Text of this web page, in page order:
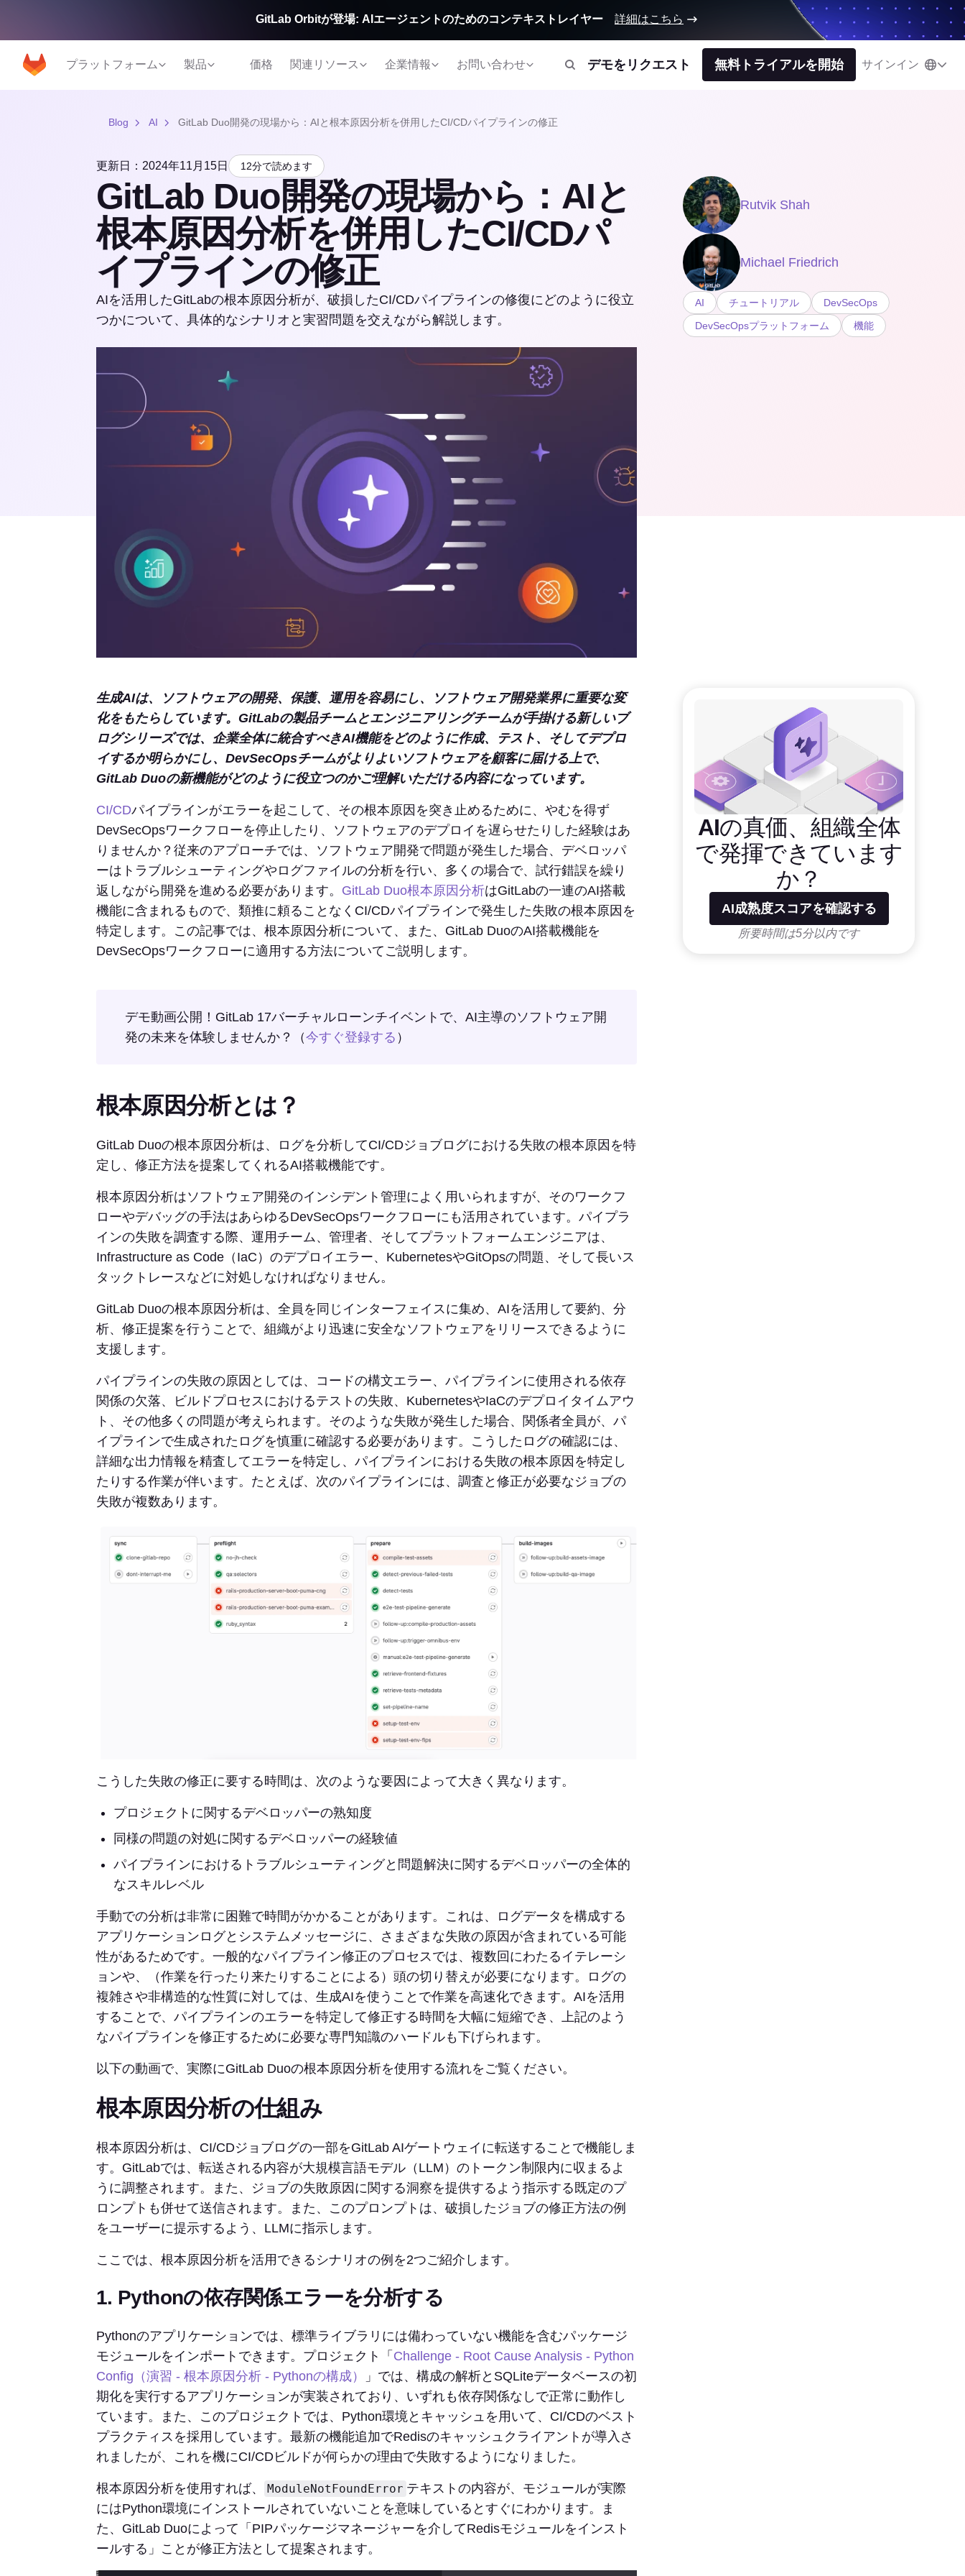
プラットフォーム 製品 価格 関連リソース 企業情報 お問い合わせ デモをリクエスト 無料トライアルを開始 サインイン
GitLab Orbitが登場: AIエージェントのためのコンテキストレイヤー 詳細はこちら
Blog AI GitLab Duo開発の現場から：AIと根本原因分析を併用したCI/CDパイプラインの修正
更新日：2024年11月15日 12分で読めます
GitLab Duo開発の現場から：AIと
根本原因分析を併用したCI/CDパ
イプラインの修正
AIを活用したGitLabの根本原因分析が、破損したCI/CDパイプラインの修復にどのように役立
つかについて、具体的なシナリオと実習問題を交えながら解説します。
Rutvik Shah
Michael Friedrich
AI チュートリアル
DevSecOps
DevSecOpsプラットフォーム
機能
生成AIは、ソフトウェアの開発、保護、運用を容易にし、ソフトウェア開発業界に重要な変
化をもたらしています。GitLabの製品チームとエンジニアリングチームが手掛ける新しいブ
ログシリーズでは、企業全体に統合すべきAI機能をどのように作成、テスト、そしてデプロ
イするか明らかにし、DevSecOpsチームがよりよいソフトウェアを顧客に届ける上で、
GitLab Duoの新機能がどのように役立つのかご理解いただける内容になっています。
CI/CDパイプラインがエラーを起こして、その根本原因を突き止めるために、やむを得ず
DevSecOpsワークフローを停止したり、ソフトウェアのデプロイを遅らせたりした経験はあ
りませんか？従来のアプローチでは、ソフトウェア開発で問題が発生した場合、デベロッパ
ーはトラブルシューティングやログファイルの分析を行い、多くの場合で、試行錯誤を繰り
返しながら開発を進める必要があります。 GitLab Duo根本原因分析はGitLabの一連のAI搭載
機能に含まれるもので、類推に頼ることなくCI/CDパイプラインで発生した失敗の根本原因を
特定します。この記事では、根本原因分析について、また、GitLab DuoのAI搭載機能を
DevSecOpsワークフローに適用する方法についてご説明します。
デモ動画公開！GitLab 17バーチャルローンチイベントで、AI主導のソフトウェア開
発の未来を体験しませんか？（今すぐ登録する ）
根本原因分析とは？
GitLab Duoの根本原因分析は、ログを分析してCI/CDジョブログにおける失敗の根本原因を特
定し、修正方法を提案してくれるAI搭載機能です。
根本原因分析はソフトウェア開発のインシデント管理によく用いられますが、そのワークフ
ローやデバッグの手法はあらゆるDevSecOpsワークフローにも活用されています。パイプラ
インの失敗を調査する際、運用チーム、管理者、そしてプラットフォームエンジニアは、
Infrastructure as Code（IaC）のデプロイエラー、KubernetesやGitOpsの問題、そして長いス
タックトレースなどに対処しなければなりません。
GitLab Duoの根本原因分析は、全員を同じインターフェイスに集め、AIを活用して要約、分
析、修正提案を行うことで、組織がより迅速に安全なソフトウェアをリリースできるように
支援します。
パイプラインの失敗の原因としては、コードの構文エラー、パイプラインに使用される依存
関係の欠落、ビルドプロセスにおけるテストの失敗、KubernetesやIaCのデプロイタイムアウ
ト、その他多くの問題が考えられます。そのような失敗が発生した場合、関係者全員が、パ
イプラインで生成されたログを慎重に確認する必要があります。こうしたログの確認には、
詳細な出力情報を精査してエラーを特定し、パイプラインにおける失敗の根本原因を特定し
たりする作業が伴います。たとえば、次のパイプラインには、調査と修正が必要なジョブの
失敗が複数あります。
こうした失敗の修正に要する時間は、次のような要因によって大きく異なります。
プロジェクトに関するデベロッパーの熟知度
同様の問題の対処に関するデベロッパーの経験値
パイプラインにおけるトラブルシューティングと問題解決に関するデベロッパーの全体的
なスキルレベル
手動での分析は非常に困難で時間がかかることがあります。これは、ログデータを構成する
アプリケーションログとシステムメッセージに、さまざまな失敗の原因が含まれている可能
性があるためです。一般的なパイプライン修正のプロセスでは、複数回にわたるイテレーシ
ョンや、（作業を行ったり来たりすることによる）頭の切り替えが必要になります。ログの
複雑さや非構造的な性質に対しては、生成AIを使うことで作業を高速化できます。AIを活用
することで、パイプラインのエラーを特定して修正する時間を大幅に短縮でき、上記のよう
なパイプラインを修正するために必要な専門知識のハードルも下げられます。
以下の動画で、実際にGitLab Duoの根本原因分析を使用する流れをご覧ください。
根本原因分析の仕組み
根本原因分析は、CI/CDジョブログの一部をGitLab AIゲートウェイに転送することで機能しま
す。GitLabでは、転送される内容が大規模言語モデル（LLM）のトークン制限内に収まるよ
うに調整されます。また、ジョブの失敗原因に関する洞察を提供するよう指示する既定のプ
ロンプトも併せて送信されます。また、このプロンプトは、破損したジョブの修正方法の例
をユーザーに提示するよう、LLMに指示します。
ここでは、根本原因分析を活用できるシナリオの例を2つご紹介します。
1. Pythonの依存関係エラーを分析する
Pythonのアプリケーションでは、標準ライブラリには備わっていない機能を含むパッケージ
モジュールをインポートできます。プロジェクト「 Challenge - Root Cause Analysis - Python
Config（演習 - 根本原因分析 - Pythonの構成）
」では、構成の解析とSQLiteデータベースの初
期化を実行するアプリケーションが実装されており、いずれも依存関係なしで正常に動作し
ています。また、このプロジェクトでは、Python環境とキャッシュを用いて、CI/CDのベスト
プラクティスを採用しています。最新の機能追加でRedisのキャッシュクライアントが導入さ
れましたが、これを機にCI/CDビルドが何らかの理由で失敗するようになりました。
根本原因分析を使用すれば、 ModuleNotFoundError テキストの内容が、モジュールが実際
にはPython環境にインストールされていないことを意味しているとすぐにわかります。ま
た、GitLab Duoによって「PIPパッケージマネージャーを介してRedisモジュールをインスト
ールする」ことが修正方法として提案されます。
AIの真価、組織全体
で発揮できています
か？
AI成熟度スコアを確認する
所要時間は5分以内です